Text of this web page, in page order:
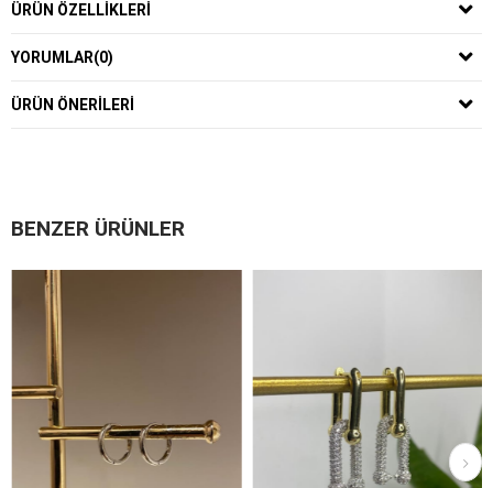
ÜRÜN ÖZELLIKLERI
YORUMLAR(0)
ÜRÜN ÖNERILERI
BENZER ÜRÜNLER